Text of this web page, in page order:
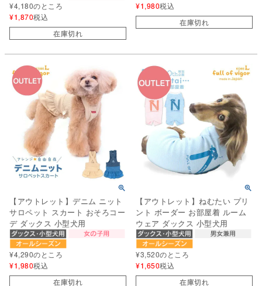
¥4,180のところ
¥1,870税込
在庫切れ
¥1,980税込
在庫切れ
【アウトレット】デニム ニット
サロペット スカート おそろコー
デ ダックス 小型犬用
¥4,290のところ
¥1,980税込
在庫切れ
【アウトレット】ねむたい プリ
ント ボーダー お部屋着 ルーム
ウェア ダックス 小型犬用
¥3,520のところ
¥1,650税込
在庫切れ